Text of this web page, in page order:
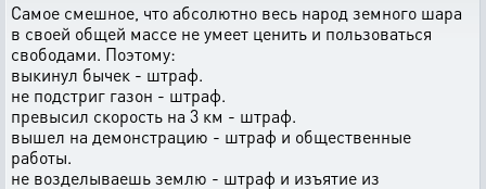
Самое смешное, что абсолютно весь народ земного шара
в своей общей массе не умеет ценить и пользоваться
свободами. Поэтому:
выкинул бычек - штраф.
не подстриг газон - штраф.
превысил скорость на 3 км - штраф.
вышел на демонстрацию - штраф и общественные
работы.
не возделываешь землю - штраф и изъятие из